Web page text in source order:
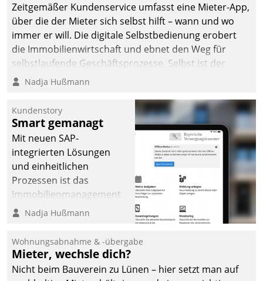
Zeitgemäßer Kundenservice umfasst eine Mieter-App,
über die der Mieter sich selbst hilft – wann und wo
immer er will. Die digitale Selbstbedienung erobert
die Immobilienwirtschaft und ebnet den Weg für
selbstlaufende Geschäftsprozesse. Selbst ist der
Kunde und smart der Serviceanbieter.
Nadja Hußmann
Kundenstory
Smart gemanagt
Mit neuen SAP-
integrierten Lösungen
und einheitlichen
Prozessen ist das
Immobilienmanagement
der Bayerischen
Ressort Kapitalanlage für
künftige Aufgaben und
Herausforderungen
Nadja Hußmann
Wohnungsabnahme & -übergabe
Mieter, wechsle dich?
Nicht beim Bauverein zu Lünen – hier setzt man auf